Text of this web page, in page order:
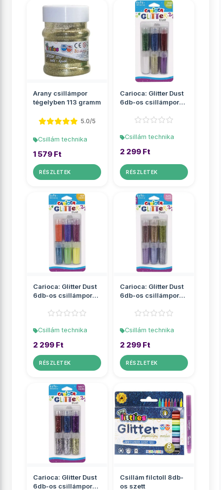
Arany csillámpor
tégelyben 113 gramm
5.0/5
Csillám technika
1 579 Ft
RÉSZLETEK
Carioca: Glitter Dust
6db-os csillámpor
Csillám technika
2 299 Ft
RÉSZLETEK
Carioca: Glitter Dust
6db-os csillámpor
Csillám technika
2 299 Ft
RÉSZLETEK
Carioca: Glitter Dust
6db-os csillámpor
Csillám technika
2 299 Ft
RÉSZLETEK
Carioca: Glitter Dust
6db-os csillámpor
Csillám filctoll 8db-
os szett